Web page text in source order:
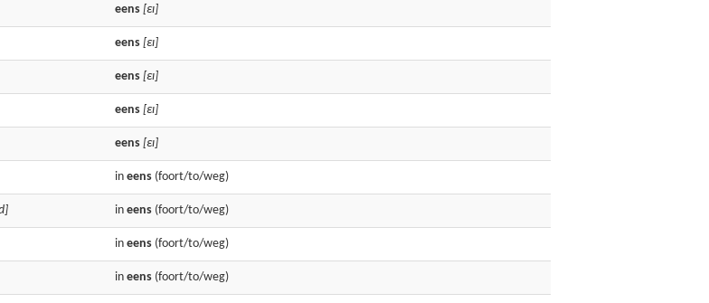
eens [εɪ]
eens [εɪ]
eens [εɪ]
eens [εɪ]
eens [εɪ]
in eens (foort/to/weg)
in eens (foort/to/weg)
in eens (foort/to/weg)
in eens (foort/to/weg)